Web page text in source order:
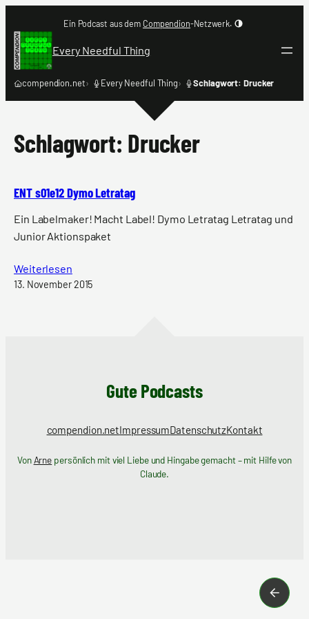
Inhalt
springen
Ein Podcast aus dem Compendion-Netzwerk.
Every Needful Thing
compendion.net Every Needful Thing Schlagwort: Drucker
Schlagwort: Drucker
ENT s01e12 Dymo Letratag
Ein Labelmaker! Macht Label! Dymo Letratag Letratag und
Junior Aktionspaket
Weiterlesen
13. November 2015
Gute Podcasts
compendion.netImpressumDatenschutzKontakt
Von Arne persönlich mit viel Liebe und Hingabe gemacht – mit Hilfe von
Claude.